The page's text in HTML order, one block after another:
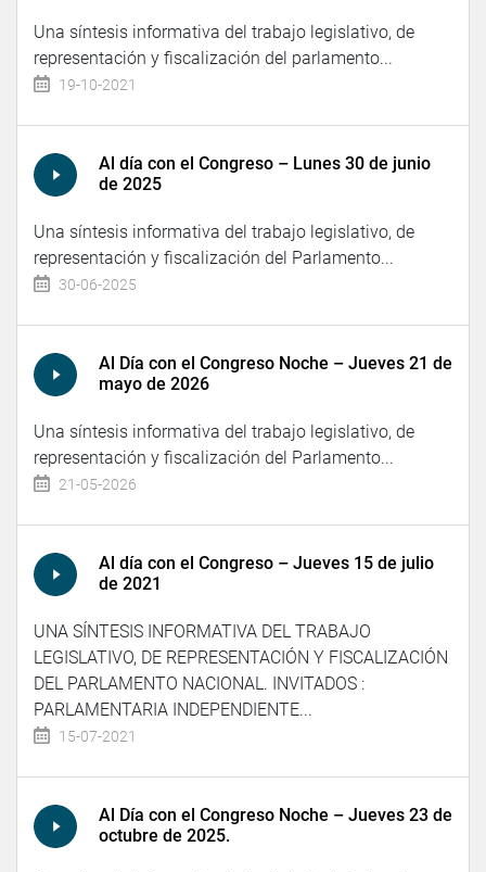
Una síntesis informativa del trabajo legislativo, de
representación y fiscalización del parlamento...
19-10-2021
Al día con el Congreso – Lunes 30 de junio
de 2025
Una síntesis informativa del trabajo legislativo, de
representación y fiscalización del Parlamento...
30-06-2025
Al Día con el Congreso Noche – Jueves 21 de
mayo de 2026
Una síntesis informativa del trabajo legislativo, de
representación y fiscalización del Parlamento...
21-05-2026
Al día con el Congreso – Jueves 15 de julio
de 2021
UNA SÍNTESIS INFORMATIVA DEL TRABAJO
LEGISLATIVO, DE REPRESENTACIÓN Y FISCALIZACIÓN
DEL PARLAMENTO NACIONAL. INVITADOS :
PARLAMENTARIA INDEPENDIENTE...
15-07-2021
Al Día con el Congreso Noche – Jueves 23 de
octubre de 2025.